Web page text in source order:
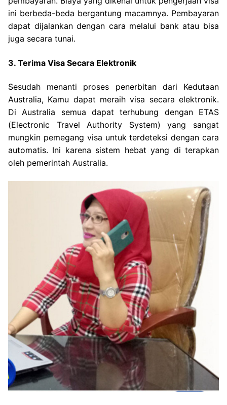
ini berbeda-beda bergantung macamnya. Pembayaran
dapat dijalankan dengan cara melalui bank atau bisa
juga secara tunai.
3. Terima Visa Secara Elektronik
Sesudah menanti proses penerbitan dari Kedutaan
Australia, Kamu dapat meraih visa secara elektronik.
Di Australia semua dapat terhubung dengan ETAS
(Electronic Travel Authority System) yang sangat
mungkin pemegang visa untuk terdeteksi dengan cara
automatis. Ini karena sistem hebat yang di terapkan
oleh pemerintah Australia.